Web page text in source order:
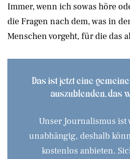
Immer, wenn ich sowas höre
die Fragen nach dem, was in
Menschen vorgeht, für die das
Das ist jetzt eine
auszublenden, das
Unser Journalismus ist
unabhängig, deshalb
kostenlos anbieten.